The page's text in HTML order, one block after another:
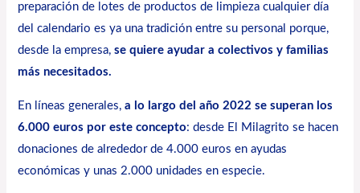
preparación de lotes de productos de limpieza cualquier día
del calendario es ya una tradición entre su personal porque,
desde la empresa,se quiere ayudar a colectivos y familias
más necesitados.
En líneas generales,a lo largo del año 2022 se superan los
6.000 euros por este concepto: desde El Milagrito se hacen
donaciones de alrededor de 4.000 euros en ayudas
económicas y unas 2.000 unidades en especie.